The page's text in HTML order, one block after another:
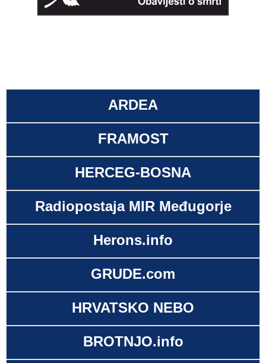
ARDEA
FRAMOST
HERCEG-BOSNA
Radiopostaja MIR Međugorje
Herons.info
GRUDE.com
HRVATSKO NEBO
BROTNJO.info